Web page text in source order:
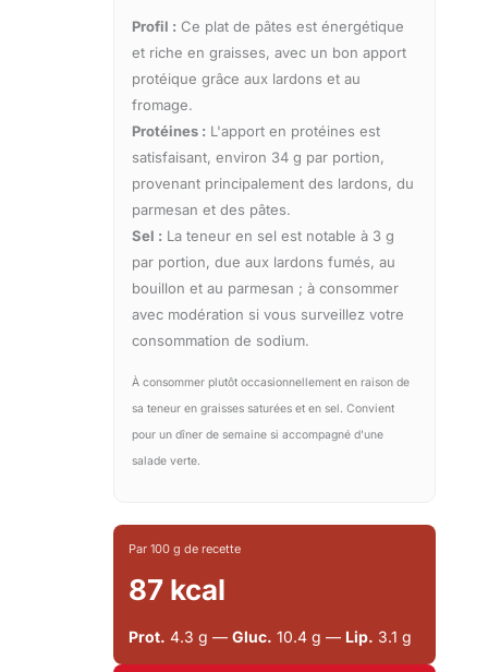
Profil : Ce plat de pâtes est énergétique
et riche en graisses, avec un bon apport
protéique grâce aux lardons et au
fromage.
Protéines : L'apport en protéines est
satisfaisant, environ 34 g par portion,
provenant principalement des lardons, du
parmesan et des pâtes.
Sel : La teneur en sel est notable à 3 g
par portion, due aux lardons fumés, au
bouillon et au parmesan ; à consommer
avec modération si vous surveillez votre
consommation de sodium.
À consommer plutôt occasionnellement en raison de
sa teneur en graisses saturées et en sel. Convient
pour un dîner de semaine si accompagné d'une
salade verte.
Par 100 g de recette
87 kcal
Prot. 4.3 g — Gluc. 10.4 g — Lip. 3.1 g